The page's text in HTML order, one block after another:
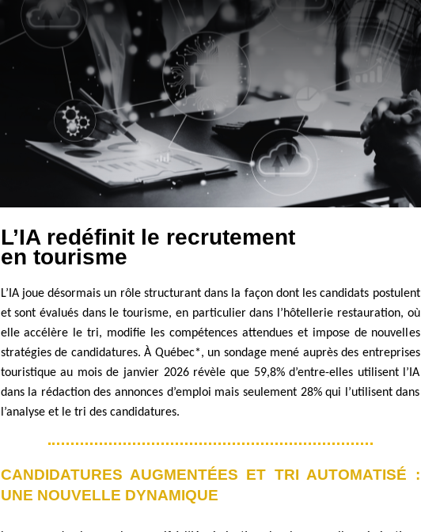
L’IA redéfinit le recrutement
en tourisme
L’IA joue désormais un rôle structurant dans la façon dont les candidats postulent
et sont évalués dans le tourisme, en particulier dans l’hôtellerie restauration, où
elle accélère le tri, modifie les compétences attendues et impose de nouvelles
stratégies de candidatures. À Québec*, un sondage mené auprès des entreprises
touristique au mois de janvier 2026 révèle que 59,8% d’entre-elles utilisent l’IA
dans la rédaction des annonces d’emploi mais seulement 28% qui l’utilisent dans
l’analyse et le tri des candidatures.
CANDIDATURES AUGMENTÉES ET TRI AUTOMATISÉ :
UNE NOUVELLE DYNAMIQUE